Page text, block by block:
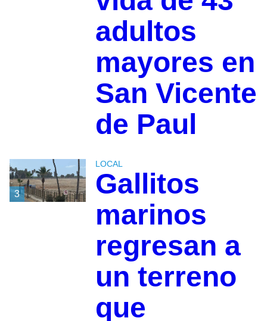
adultos
mayores en
San Vicente
de Paul
3
LOCAL
Gallitos
marinos
regresan a
un terreno
que